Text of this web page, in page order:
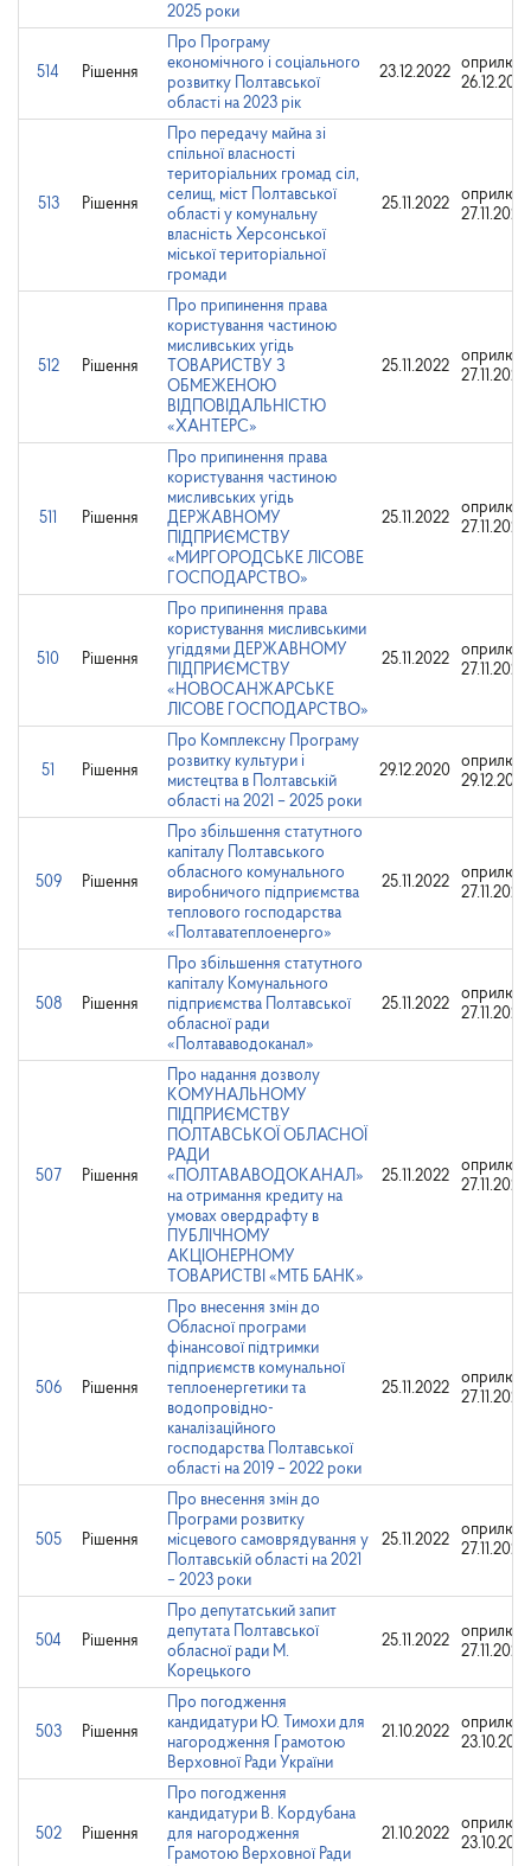
2025 роки
514 Рішення
Про Програму
економічного і соціального
розвитку Полтавської
області на 2023 рік
23.12.2022
26.12.2022
513 Рішення
Про передачу майна зі
спільної власності
територіальних громад сіл,
селищ, міст Полтавської
області у комунальну
власність Херсонської
міської територіальної
громади
25.11.2022
27.11.2022
512 Рішення
Про припинення права
користування частиною
мисливських угідь
ТОВАРИСТВУ З
ОБМЕЖЕНОЮ
ВІДПОВІДАЛЬНІСТЮ
«ХАНТЕРС»
25.11.2022
27.11.2022
511 Рішення
Про припинення права
користування частиною
мисливських угідь
ДЕРЖАВНОМУ
ПІДПРИЄМСТВУ
«МИРГОРОДСЬКЕ ЛІСОВЕ
ГОСПОДАРСТВО»
25.11.2022
27.11.2022
510 Рішення
Про припинення права
користування мисливськими
угіддями ДЕРЖАВНОМУ
ПІДПРИЄМСТВУ
«НОВОСАНЖАРСЬКЕ
ЛІСОВЕ ГОСПОДАРСТВО»
25.11.2022
27.11.2022
51 Рішення
Про Комплексну Програму
розвитку культури і
мистецтва в Полтавській
області на 2021 – 2025 роки
29.12.2020
29.12.2020
509 Рішення
Про збільшення статутного
капіталу Полтавського
обласного комунального
виробничого підприємства
теплового господарства
«Полтаватеплоенерго»
25.11.2022
27.11.2022
508 Рішення
Про збільшення статутного
капіталу Комунального
підприємства Полтавської
обласної ради
«Полтававодоканал»
25.11.2022
27.11.2022
507 Рішення
Про надання дозволу
КОМУНАЛЬНОМУ
ПІДПРИЄМСТВУ
ПОЛТАВСЬКОЇ ОБЛАСНОЇ
РАДИ
«ПОЛТАВАВОДОКАНАЛ»
на отримання кредиту на
умовах овердрафту в
ПУБЛІЧНОМУ
АКЦІОНЕРНОМУ
ТОВАРИСТВІ «МТБ БАНК»
25.11.2022
27.11.2022
506 Рішення
Про внесення змін до
Обласної програми
фінансової підтримки
підприємств комунальної
теплоенергетики та
водопровідно-
каналізаційного
господарства Полтавської
області на 2019 – 2022 роки
25.11.2022
27.11.2022
505 Рішення
Про внесення змін до
Програми розвитку
місцевого самоврядування у
Полтавській області на 2021
– 2023 роки
25.11.2022
27.11.2022
504 Рішення
Про депутатський запит
депутата Полтавської
обласної ради М.
Корецького
25.11.2022
27.11.2022
503 Рішення
Про погодження
кандидатури Ю. Тимохи для
нагородження Грамотою
Верховної Ради України
21.10.2022
23.10.2022
502 Рішення
Про погодження
кандидатури В. Кордубана
для нагородження
Грамотою Верховної Ради
21.10.2022
23.10.2022